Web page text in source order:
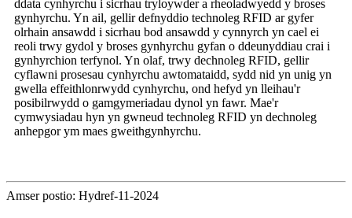
ddata cynhyrchu i sicrhau tryloywder a rheoladwyedd y broses
gynhyrchu. Yn ail, gellir defnyddio technoleg RFID ar gyfer
olrhain ansawdd i sicrhau bod ansawdd y cynnyrch yn cael ei
reoli trwy gydol y broses gynhyrchu gyfan o ddeunyddiau crai i
gynhyrchion terfynol. Yn olaf, trwy dechnoleg RFID, gellir
cyflawni prosesau cynhyrchu awtomataidd, sydd nid yn unig yn
gwella effeithlonrwydd cynhyrchu, ond hefyd yn lleihau'r
posibilrwydd o gamgymeriadau dynol yn fawr. Mae'r
cymwysiadau hyn yn gwneud technoleg RFID yn dechnoleg
anhepgor ym maes gweithgynhyrchu.
Amser postio: Hydref-11-2024